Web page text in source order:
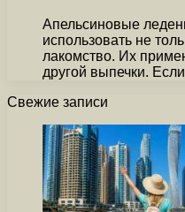
Апельсиновые
использовать не
лакомство. Их
другой выпечки.
Свежие записи